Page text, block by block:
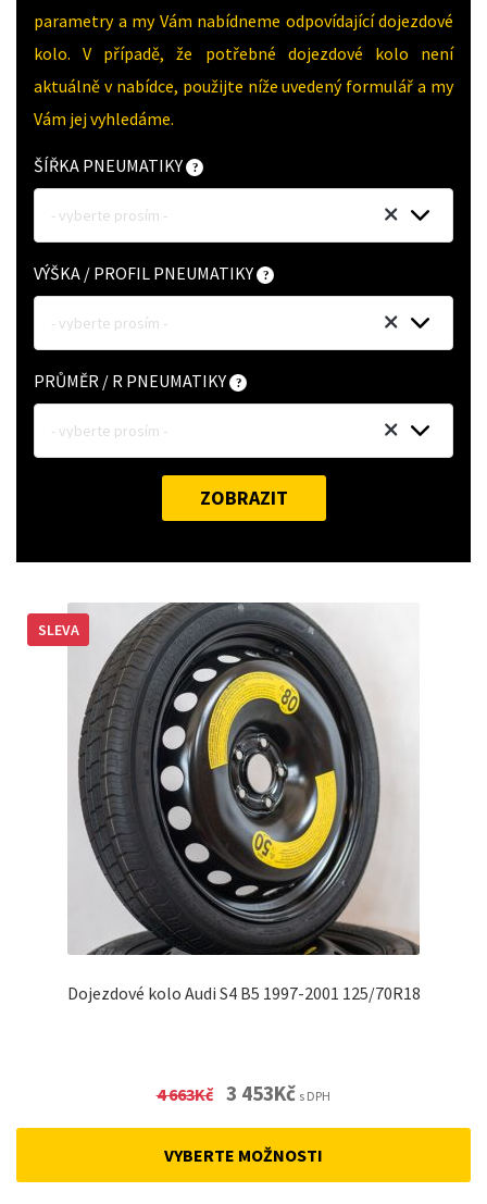
parametry a my Vám nabídneme odpovídající dojezdové
kolo. V případě, že potřebné dojezdové kolo není
aktuálně v nabídce, použijte níže uvedený formulář a my
Vám jej vyhledáme.
ŠÍŘKA PNEUMATIKY
- vyberte prosím -
VÝŠKA / PROFIL PNEUMATIKY
- vyberte prosím -
PRŮMĚR / R PNEUMATIKY
- vyberte prosím -
ZOBRAZIT
Dojezdové kolo Audi S4 B5 1997-2001 125/70R18
SLEVA
4 663Kč Original
3 453KčCurrent
s DPH
VYBERTE MOŽNOSTI